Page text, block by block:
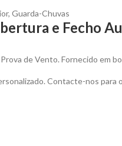
, Guarda-Chuvas
e Fecho
de Vento. Fornecido em
Contacte-nos